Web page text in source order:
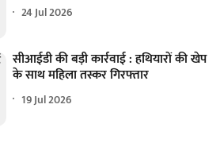
24 Jul 2026
सीआईडी की बड़ी कार्रवाई : हथियारों की खेप
के साथ महिला तस्कर गिरफ्तार
19 Jul 2026